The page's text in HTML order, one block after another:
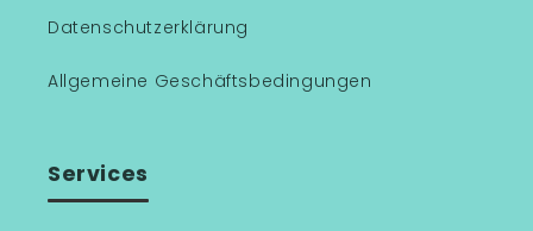
Datenschutzerklärung
Allgemeine Geschäftsbedingungen
Services